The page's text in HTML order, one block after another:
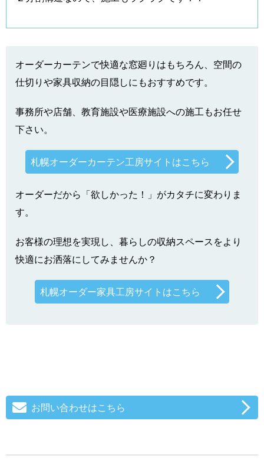
オーダーカーテンで快適な窓廻りはもちろん、空間の
仕切りや家具収納の目隠しにもおすすめです。
事務所や店舗、教育施設や医療施設への施工もお任せ
下さい。
札幌オーダーカーテン工房サイトはこちら
オーダーだから「欲しかった！」がカタチに変わりま
す。
お客様の理想を実現し、暮らしの収納スペースをより
快適にお洒落にしてみませんか？
札幌オーダー家具工房サイトはこちら
お問い合わせはこちら